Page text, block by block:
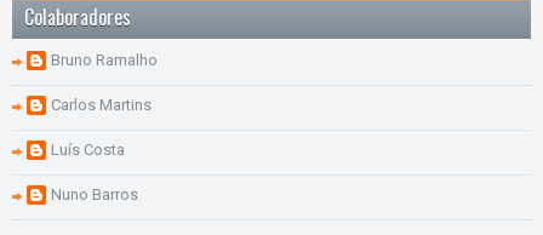
Colaboradores
Bruno Ramalho
Carlos Martins
Luís Costa
Nuno Barros